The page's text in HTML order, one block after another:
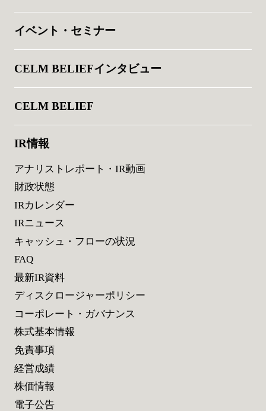
イベント・セミナー
CELM BELIEFインタビュー
CELM BELIEF
IR情報
アナリストレポート・IR動画
財政状態
IRカレンダー
IRニュース
キャッシュ・フローの状況
FAQ
最新IR資料
ディスクロージャーポリシー
コーポレート・ガバナンス
株式基本情報
免責事項
経営成績
株価情報
電子公告